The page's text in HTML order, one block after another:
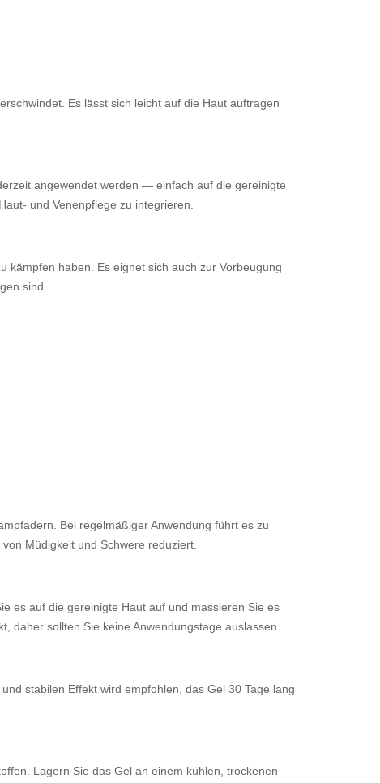
Es lässt sich leicht auf die Haut auftragen
angewendet werden — einfach auf die gereinigte
und Venenpflege zu integrieren.
kämpfen haben. Es eignet sich auch zur Vorbeugung
sind.
Bei regelmäßiger Anwendung führt es zu
Müdigkeit und Schwere reduziert.
es auf die gereinigte Haut auf und massieren Sie es
daher sollten Sie keine Anwendungstage auslassen.
stabilen Effekt wird empfohlen, das Gel 30 Tage lang
Lagern Sie das Gel an einem kühlen, trockenen